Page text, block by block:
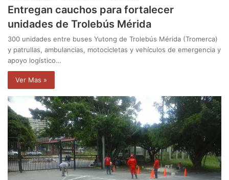
Entregan cauchos para fortalecer
unidades de Trolebús Mérida
300 unidades entre buses Yutong de Trolebús Mérida (Tromerca)
y patrullas, ambulancias, motocicletas y vehículos de emergencia y
apoyo logístico…
Ver Mas »